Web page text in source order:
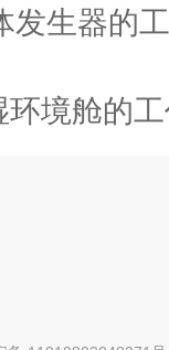
发生器的
环境舱的